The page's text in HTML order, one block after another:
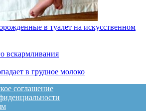
в туалет на искусственном
вскармливания
в грудное молоко
соглашение